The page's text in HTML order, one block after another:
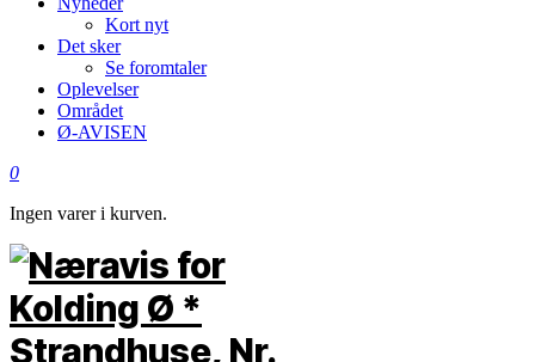
Kort nyt
Det sker
Se foromtaler
Oplevelser
Området
Ø-AVISEN
0
Ingen varer i kurven.